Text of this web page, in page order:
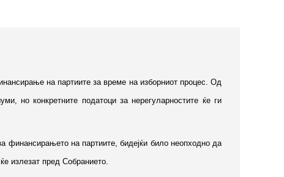
на партиите за време на изборниот процес. Од
но конкретните податоци за нерегуларностите ќе ги
финансирањето на партиите, бидејќи било неопходно да
излезат пред Собранието.